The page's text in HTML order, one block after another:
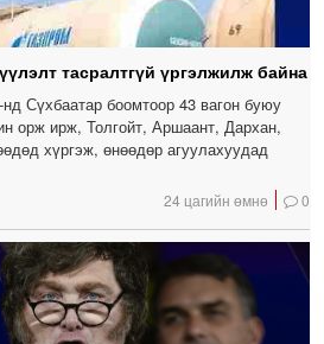
тасралтгүй үргэлжилж байна
Сүхбаатар боомтоор 43 вагон буюу
орж ирж, Толгойт, Аршаант, Дархан,
хүргэж, өнөөдөр агуулахуудад
24 цагийн өмнө 0